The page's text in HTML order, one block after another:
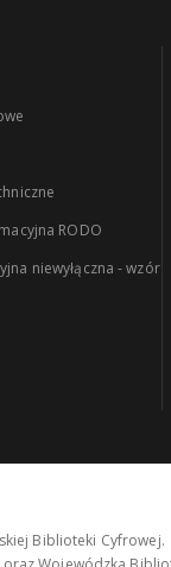
RODO
niewyłączna - wzór
Biblioteki Cyfrowej.